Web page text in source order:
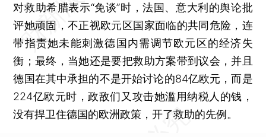
对救助希腊表示“免谈”时，法国、意大利的舆论批
评她顽固，不正视欧元区国家面临的共同危险，连
带指责她未能刺激德国内需调节欧元区的经济失
衡；最终，当她还是要把救助方案带到议会，并且
德国在其中承担的不是开始讨论的84亿欧元，而是
224亿欧元时，政敌们又攻击她滥用纳税人的钱，
没有捍卫住德国的欧洲政策，开了救助的先例。